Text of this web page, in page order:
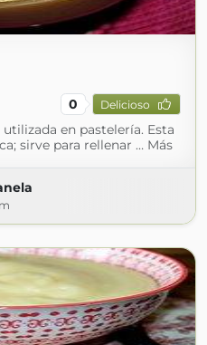
0 Delicioso
en pastelería. Esta
sirve para rellenar … Más